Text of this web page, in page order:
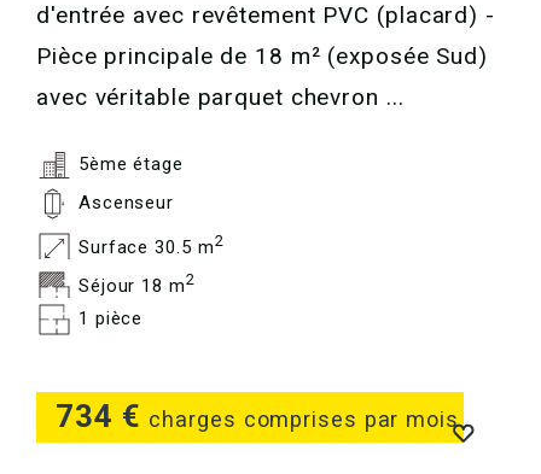
734 € charges comprises par mois
d'entrée avec revêtement PVC (placard) -
Pièce principale de 18 m² (exposée Sud)
avec véritable parquet chevron ...
5ème étage
Ascenseur
Surface 30.5 m2
Séjour 18 m2
1 pièce